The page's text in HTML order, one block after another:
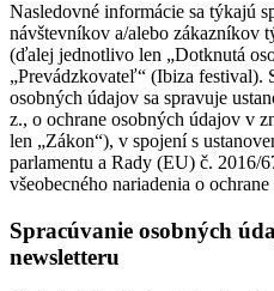
Nasledovné informácie sa týkajú
návštevníkov a/alebo zákazníkov
(ďalej jednotlivo len „Dotknutá
„Prevádzkovateľ“ (Ibiza festival).
osobných údajov sa spravuje
z., o ochrane osobných údajov v
len „Zákon“), v spojení s
parlamentu a Rady (EU) č. 2016/
všeobecného nariadenia o
Spracúvanie osobných
newsletteru